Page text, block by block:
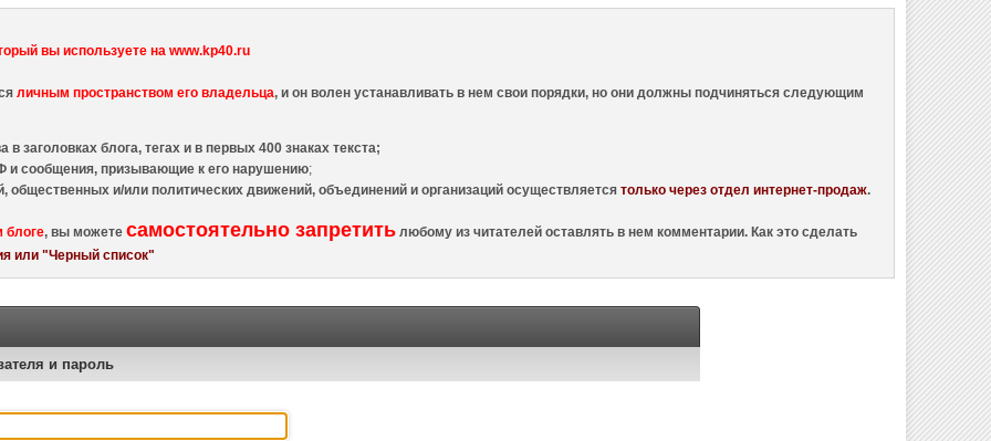
вы используете на www.kp40.ru
личным пространством его владельца, и он волен устанавливать в нем свои порядки, но они должны подчиняться следующим
заголовках блога, тегах и в первых 400 знаках текста;
сообщения, призывающие к его нарушению;
общественных и/или политических движений, объединений и организаций осуществляетсятолько через отдел интернет-продаж.
блоге, вы можетесамостоятельно запретить любому из читателей оставлять в нем комментарии. Как это сделать
или "Черный список"
и пароль